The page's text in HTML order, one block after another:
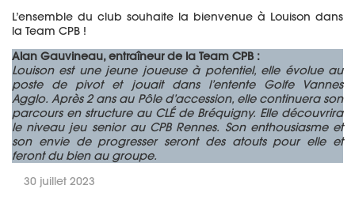
L’ensemble du club souhaite la bienvenue à Louison dans
la Team CPB !
Alan Gauvineau, entraîneur de la Team CPB :
Louison est une jeune joueuse à potentiel, elle évolue au
poste de pivot et jouait dans l’entente Golfe Vannes
Agglo. Après 2 ans au Pôle d’accession, elle continuera son
parcours en structure au CLÉ de Bréquigny. Elle découvrira
le niveau jeu senior au CPB Rennes. Son enthousiasme et
son envie de progresser seront des atouts pour elle et
feront du bien au groupe.
30 juillet 2023